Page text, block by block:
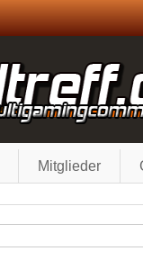
Mitglieder